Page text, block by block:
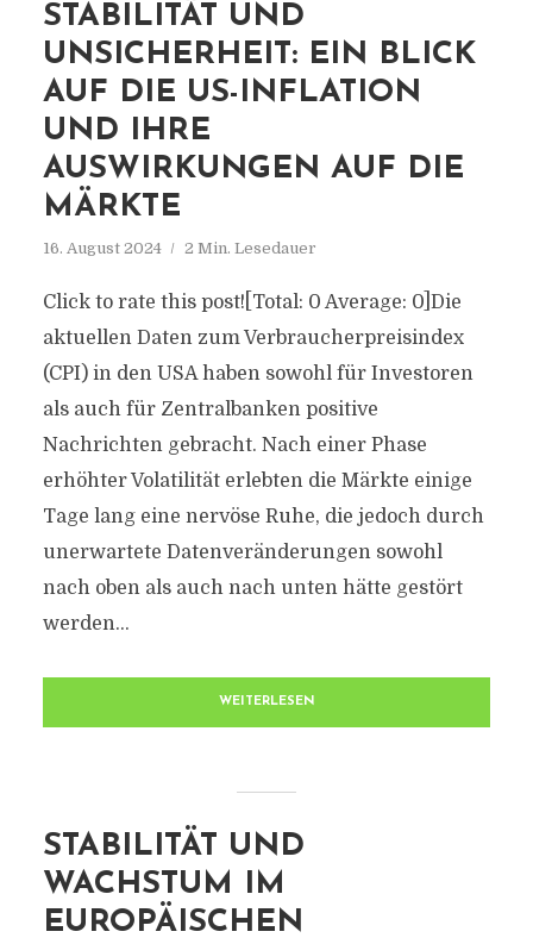
STABILITÄT UND
UNSICHERHEIT: EIN BLICK
AUF DIE US-INFLATION
UND IHRE
AUSWIRKUNGEN AUF DIE
MÄRKTE
16. August 2024 2 Min. Lesedauer
Click to rate this post![Total: 0 Average: 0]Die
aktuellen Daten zum Verbraucherpreisindex
(CPI) in den USA haben sowohl für Investoren
als auch für Zentralbanken positive
Nachrichten gebracht. Nach einer Phase
erhöhter Volatilität erlebten die Märkte einige
Tage lang eine nervöse Ruhe, die jedoch durch
unerwartete Datenveränderungen sowohl
nach oben als auch nach unten hätte gestört
werden...
WEITERLESEN
STABILITÄT UND
WACHSTUM IM
EUROPÄISCHEN